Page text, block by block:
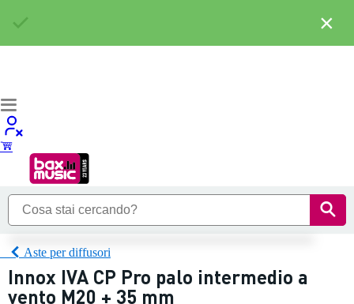
Aste per diffusori
Innox IVA CP Pro palo intermedio a
vento M20 + 35 mm
×